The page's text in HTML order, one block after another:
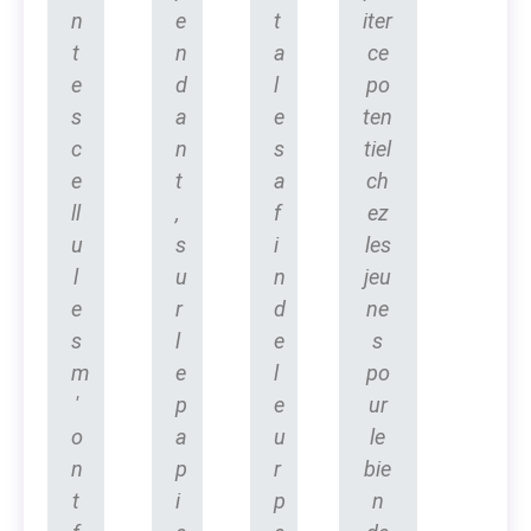
n
t
e
s
c
e
ll
u
l
e
s
m
'
o
n
t
e
n
d
a
n
t
,
s
u
r
l
e
p
a
p
i
t
a
l
e
s
a
f
i
n
d
e
l
e
u
r
p
iter
ce
po
ten
tiel
ch
ez
les
jeu
ne
s
po
ur
le
bie
n